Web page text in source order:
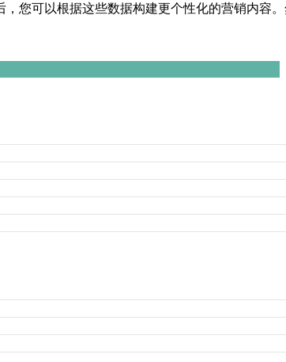
您可以根据这些数据构建更个性化的营销内容